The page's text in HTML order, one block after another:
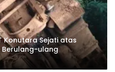
Konutara Sejati atas
Berulang-ulang